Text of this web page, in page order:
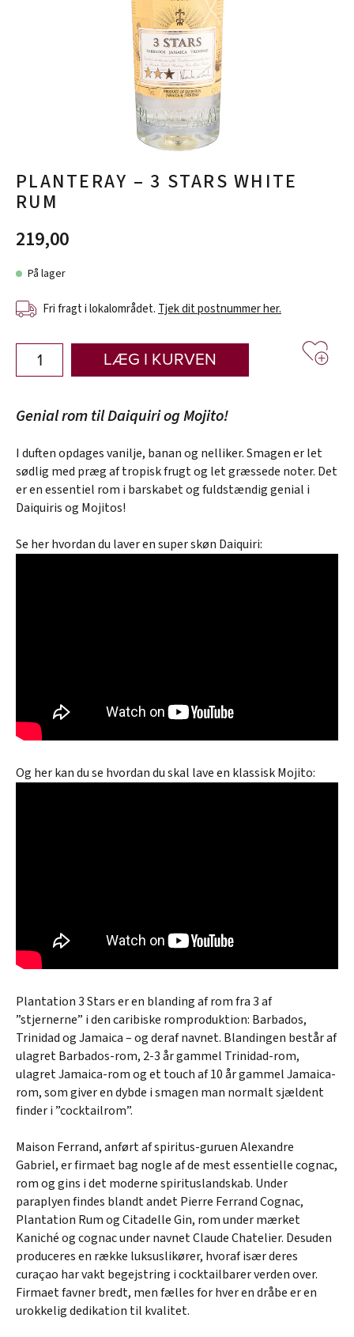
PLANTERAY – 3 STARS WHITE
RUM
219,00
På lager
Fri fragt i lokalområdet. Tjek dit postnummer her.
LÆG I KURVEN
Genial rom til Daiquiri og Mojito!
I duften opdages vanilje, banan og nelliker. Smagen er let
sødlig med præg af tropisk frugt og let græssede noter. Det
er en essentiel rom i barskabet og fuldstændig genial i
Daiquiris og Mojitos!
Se her hvordan du laver en super skøn Daiquiri:
Og her kan du se hvordan du skal lave en klassisk Mojito:
Plantation 3 Stars er en blanding af rom fra 3 af
”stjernerne” i den caribiske romproduktion: Barbados,
Trinidad og Jamaica – og deraf navnet. Blandingen består af
ulagret Barbados-rom, 2-3 år gammel Trinidad-rom,
ulagret Jamaica-rom og et touch af 10 år gammel Jamaica-
rom, som giver en dybde i smagen man normalt sjældent
finder i ”cocktailrom”.
Maison Ferrand, anført af spiritus-guruen Alexandre
Gabriel, er firmaet bag nogle af de mest essentielle cognac,
rom og gins i det moderne spirituslandskab. Under
paraplyen findes blandt andet Pierre Ferrand Cognac,
Plantation Rum og Citadelle Gin, rom under mærket
Kaniché og cognac under navnet Claude Chatelier. Desuden
produceres en række luksuslikører, hvoraf især deres
curaçao har vakt begejstring i cocktailbarer verden over.
Firmaet favner bredt, men fælles for hver en dråbe er en
urokkelig dedikation til kvalitet.